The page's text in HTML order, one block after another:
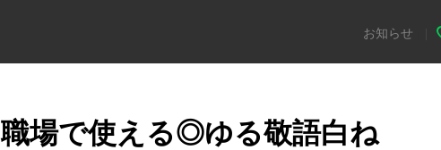
お知らせ
職場で使える◎ゆる敬語白ね